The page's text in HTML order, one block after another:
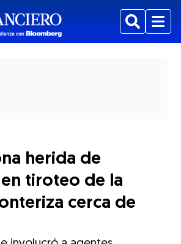
BuscarMenu
herida de
tiroteo de la
cerca de